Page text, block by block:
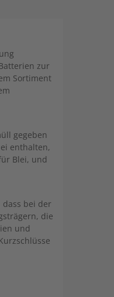
zur
Sortiment
gegeben
enthalten,
Blei, und
bei der
die
und